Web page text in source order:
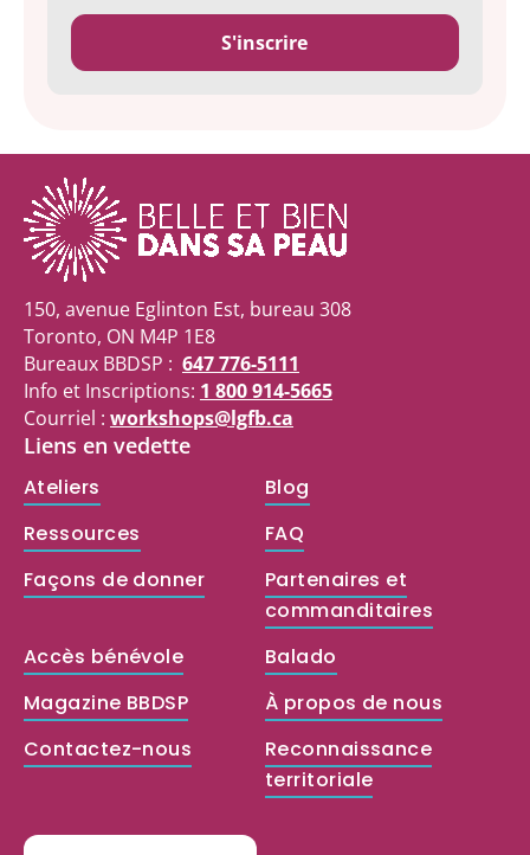
150, avenue Eglinton Est, bureau 308
Toronto, ON M4P 1E8
Bureaux BBDSP : 647 776-5111
Info et Inscriptions: 1 800 914-5665
Courriel : workshops@lgfb.ca
Liens en vedette
Ateliers
Blog
Ressources
FAQ
Façons de donner
Partenaires et
commanditaires
Accès bénévole
Balado
Magazine BBDSP
À propos de nous
Contactez-nous
Reconnaissance
territoriale